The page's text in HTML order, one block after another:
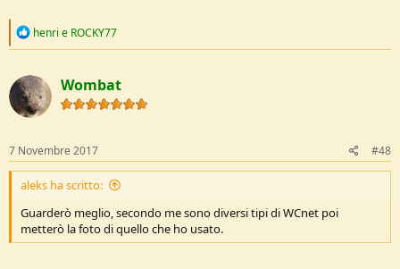
R
c
t
i
o
s
:
henri e ROCKY77
Wombat
7 Novembre 2017 #48
aleks ha scritto:
Guarderò meglio, secondo me sono diversi tipi di WCnet poi
metterò la foto di quello che ho usato.